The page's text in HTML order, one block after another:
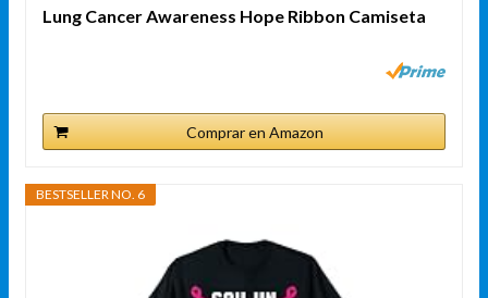
Lung Cancer Awareness Hope Ribbon Camiseta
Comprar en Amazon
BESTSELLER NO. 6